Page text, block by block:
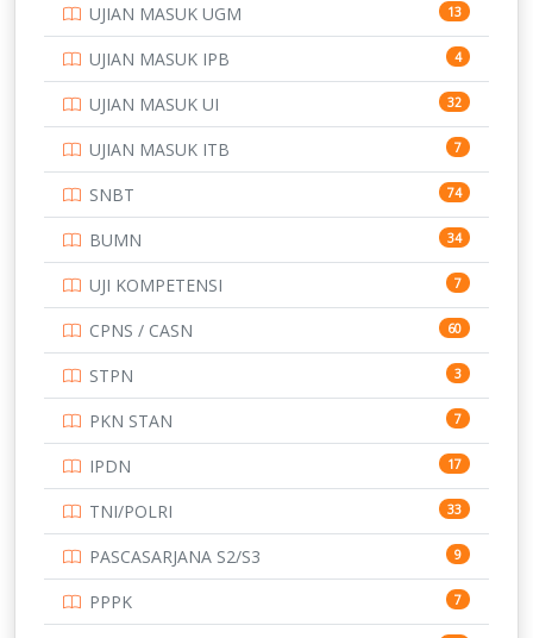
SMA 146
SMK 231
SMP 134
STIP 2
153
345
UNIVERSITAS AIRLANGGA 15
16
15
15
14
14
UNIVERSITAS CENDRAWASIH 14
15
UJIAN MASUK UGM 13
UJIAN MASUK IPB 4
UJIAN MASUK UI 32
UJIAN MASUK ITB 7
SNBT 74
BUMN 34
UJI KOMPETENSI 7
CPNS / CASN 60
STPN 3
PKN STAN 7
IPDN 17
TNI/POLRI 33
PASCASARJANA S2/S3 9
PPPK 7